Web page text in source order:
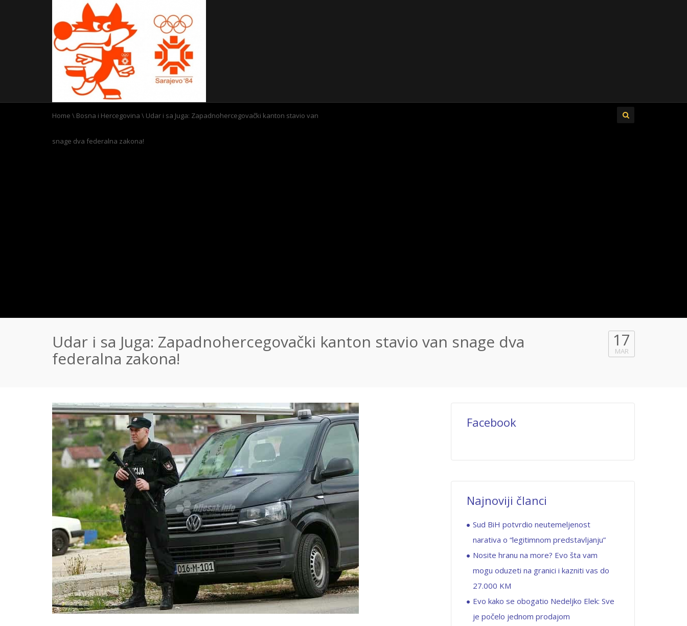
Home \ Bosna i Hercegovina \ Udar i sa Juga: Zapadnohercegovački kanton stavio van
snage dva federalna zakona!
Udar i sa Juga: Zapadnohercegovački kanton stavio van snage dva
federalna zakona!
17
MAR
Facebook
Najnoviji članci
Sud BiH potvrdio neutemeljenost
narativa o “legitimnom predstavljanju”
Nosite hranu na more? Evo šta vam
mogu oduzeti na granici i kazniti vas do
27.000 KM
Evo kako se obogatio Nedeljko Elek: Sve
je počelo jednom prodajom